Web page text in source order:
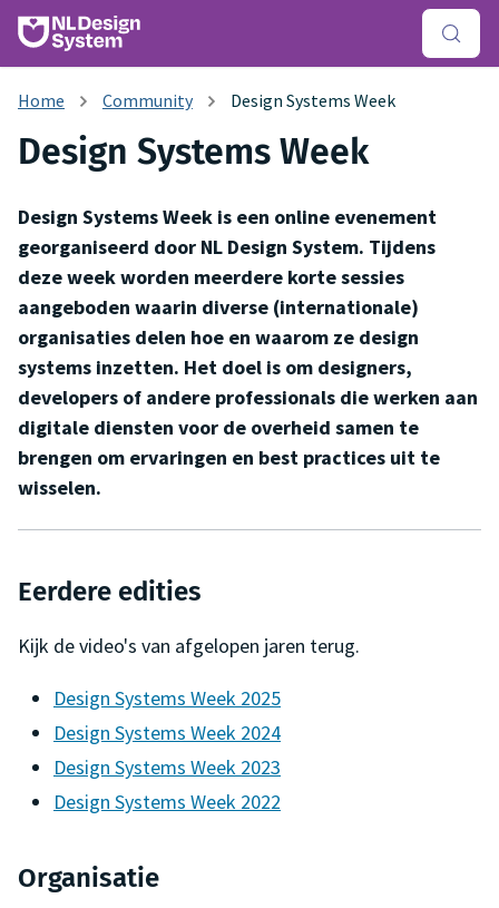
Community Design Systems Week
Design Systems Week
Design Systems Week is een online evenement
georganiseerd door NL Design System. Tijdens
deze week worden meerdere korte sessies
aangeboden waarin diverse (internationale)
organisaties delen hoe en waarom ze design
systems inzetten. Het doel is om designers,
developers of andere professionals die werken aan
digitale diensten voor de overheid samen te
brengen om ervaringen en best practices uit te
wisselen.
Eerdere edities
Kijk de video's van afgelopen jaren terug.
Design Systems Week 2025
Design Systems Week 2024
Design Systems Week 2023
Design Systems Week 2022
Organisatie